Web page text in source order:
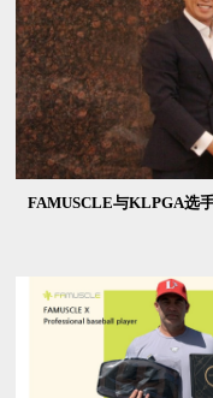
FAMUSCLE与KLPGA选